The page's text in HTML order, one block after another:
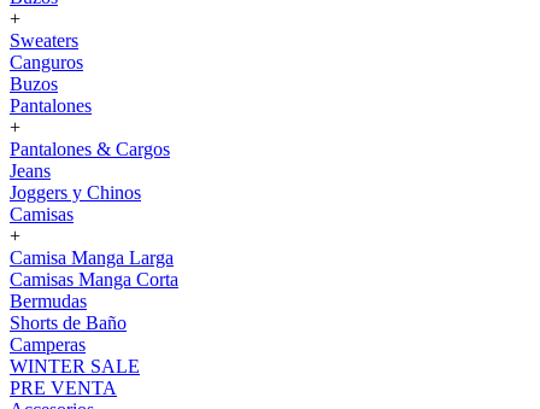
+
Sweaters
Canguros
Buzos
Pantalones
+
Pantalones & Cargos
Jeans
Joggers y Chinos
Camisas
+
Camisa Manga Larga
Camisas Manga Corta
Bermudas
Shorts de Baño
Camperas
WINTER SALE
PRE VENTA